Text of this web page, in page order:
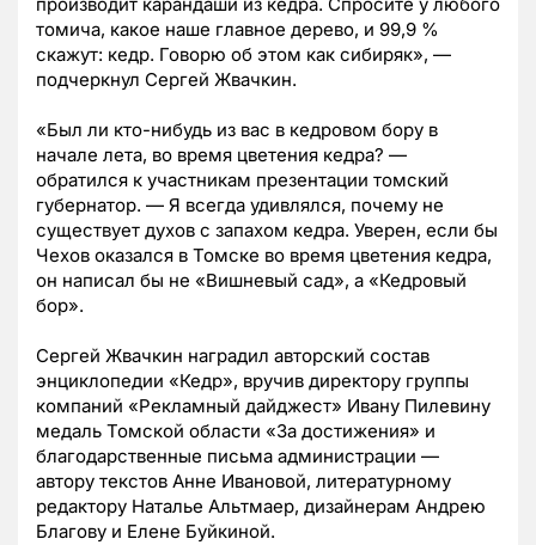
производит карандаши из кедра. Спросите у любого
томича, какое наше главное дерево, и 99,9 %
скажут: кедр. Говорю об этом как сибиряк», —
подчеркнул Сергей Жвачкин.
«Был ли кто-нибудь из вас в кедровом бору в
начале лета, во время цветения кедра? —
обратился к участникам презентации томский
губернатор. — Я всегда удивлялся, почему не
существует духов с запахом кедра. Уверен, если бы
Чехов оказался в Томске во время цветения кедра,
он написал бы не «Вишневый сад», а «Кедровый
бор».
Сергей Жвачкин наградил авторский состав
энциклопедии «Кедр», вручив директору группы
компаний «Рекламный дайджест» Ивану Пилевину
медаль Томской области «За достижения» и
благодарственные письма администрации —
автору текстов Анне Ивановой, литературному
редактору Наталье Альтмаер, дизайнерам Андрею
Благову и Елене Буйкиной.